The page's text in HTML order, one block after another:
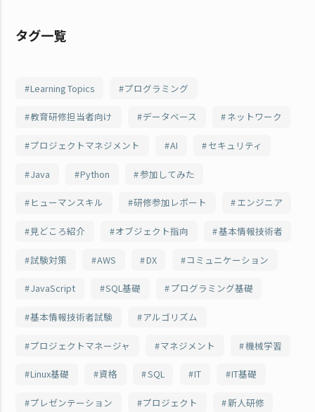
タグ一覧
Learning Topics プログラミング
教育研修担当者向け データベース ネットワーク
プロジェクトマネジメント AI セキュリティ
Java Python 参加してみた
ヒューマンスキル 研修参加レポート エンジニア
見どころ紹介 オブジェクト指向 基本情報技術者
試験対策 AWS DX コミュニケーション
JavaScript SQL基礎 プログラミング基礎
基本情報技術者試験 アルゴリズム
プロジェクトマネージャ マネジメント 機械学習
Linux基礎 資格 SQL IT IT基礎
プレゼンテーション プロジェクト 新人研修